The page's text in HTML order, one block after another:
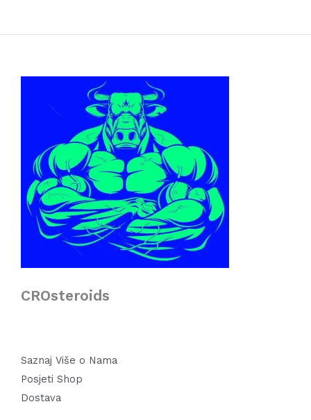
CROsteroids
Saznaj Više o Nama
Posjeti Shop
Dostava